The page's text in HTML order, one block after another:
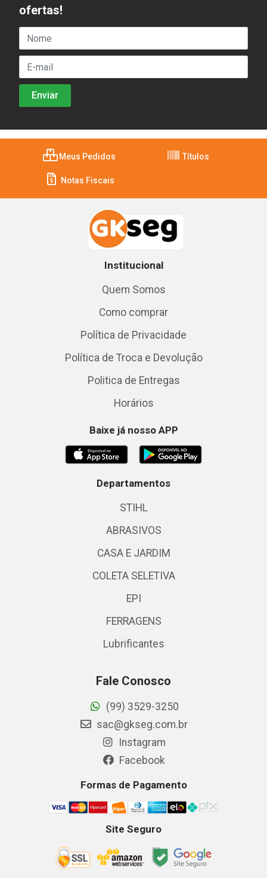
ofertas!
Meus Pedidos Títulos
Notas Fiscais
Institucional
Quem Somos
Como comprar
Política de Privacidade
Política de Troca e Devolução
Politica de Entregas
Horários
Baixe já nosso APP
Departamentos
STIHL
ABRASIVOS
CASA E JARDIM
COLETA SELETIVA
EPI
FERRAGENS
Lubrificantes
Fale Conosco
(99) 3529-3250
sac@gkseg.com.br
Instagram
Facebook
Formas de Pagamento
Site Seguro